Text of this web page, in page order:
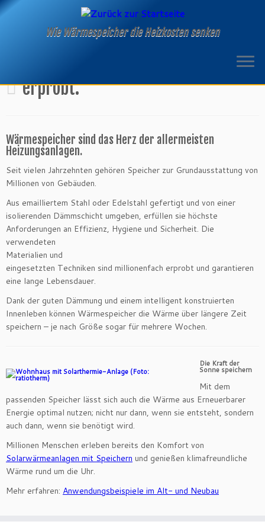
Wie Wärmespeicher die Heizkosten senken
erprobt.
Wärmespeicher sind das Herz der allermeisten
Heizungsanlagen.
Seit vielen Jahrzehnten gehören Speicher zur Grundausstattung von
Millionen von Gebäuden.
Aus emailliertem Stahl oder Edelstahl gefertigt und von einer
isolierenden Dämmschicht umgeben, erfüllen sie höchste
Anforderungen an Effizienz, Hygiene und Sicherheit. Die
verwendeten
Materialien und
eingesetzten Techniken sind millionenfach erprobt und garantieren
eine lange Lebensdauer.
Dank der guten Dämmung und einem intelligent konstruierten
Innenleben können Wärmespeicher die Wärme über längere Zeit
speichern – je nach Größe sogar für mehrere Wochen.
Die Kraft der
Sonne speichern
Mit dem
passenden Speicher lässt sich auch die Wärme aus Erneuerbarer
Energie optimal nutzen; nicht nur dann, wenn sie entsteht, sondern
auch dann, wenn sie benötigt wird.
Millionen Menschen erleben bereits den Komfort von
Solarwärmeanlagen mit Speichern und genießen klimafreundliche
Wärme rund um die Uhr.
Mehr erfahren: Anwendungsbeispiele im Alt- und Neubau